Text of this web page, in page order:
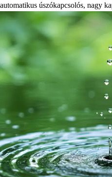
automatikus úszókapcsolós, nagy